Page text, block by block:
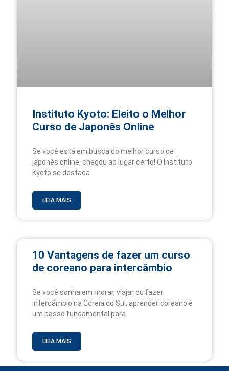
Instituto Kyoto: Eleito o Melhor
Curso de Japonês Online
Se você está em busca do melhor curso de
japonês online, chegou ao lugar certo! O Instituto
Kyoto se destaca
LEIA MAIS
10 Vantagens de fazer um curso
de coreano para intercâmbio
Se você sonha em morar, viajar ou fazer
intercâmbio na Coreia do Sul, aprender coreano é
um passo fundamental para
LEIA MAIS